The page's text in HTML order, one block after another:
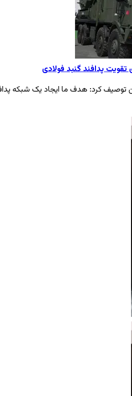
توصیف کرد: هدف ما ایجاد یک شبکه